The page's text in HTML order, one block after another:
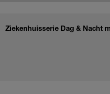
Ziekenhuisserie Dag & Nacht